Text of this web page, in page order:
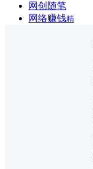
网创随笔
网络赚钱精